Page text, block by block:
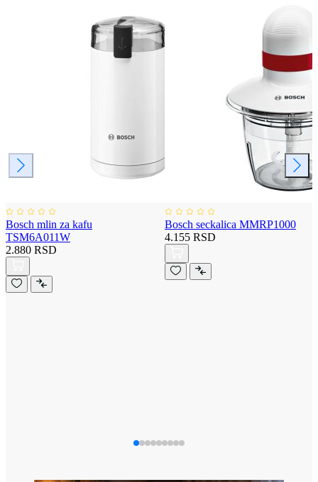
Bosch mlin za kafu
TSM6A011W
2.880 RSD
Bosch seckalica MMRP1000
4.155 RSD